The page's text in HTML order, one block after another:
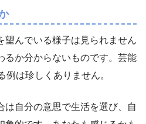
望んでいる様子は見られません
るか分からないものです。芸能
は珍しくありません。
は自分の意思で生活を選び、自